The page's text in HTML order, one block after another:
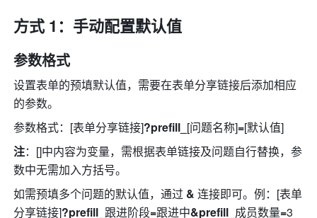
方式 1：手动配置默认值
参数格式
设置表单的预填默认值， 需要在表单分享链接后添加相应
的参数。
参数格式：[表单分享链接]?prefill_ [问题名称]=[默认值]
注：[]中内容为变量，需根据表单链接及问题自行替换，参
数中无需加入方括号。
如需预填多个问题的默认值，通过 & 连接即可。例：[表单
分享链接]?prefill_ 跟进阶段=跟进中&prefill_ 成员数量=3